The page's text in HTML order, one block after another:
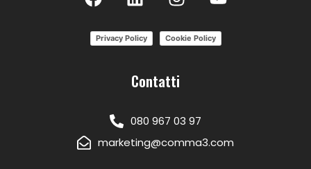
Privacy Policy Cookie Policy
Contatti
080 967 03 97
marketing@comma3.com